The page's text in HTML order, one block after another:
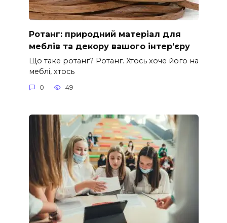
Ротанг: природний матеріал для
меблів та декору вашого інтер’єру
Що таке ротанг? Ротанг. Хтось хоче його на
меблі, хтось
0 49